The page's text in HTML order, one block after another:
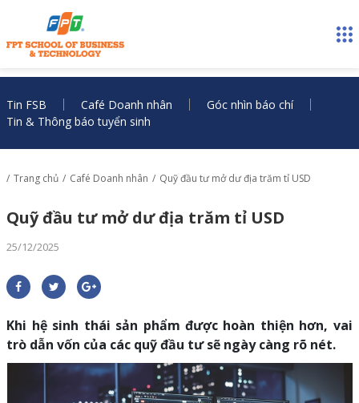
Tin FSB Café Doanh nhân
Góc nhìn báo chí
Tin & Thông báo tuyển sinh
Trang chủ Café Doanh nhân Quỹ đầu tư mở dư địa trăm tỉ USD
Quỹ đầu tư mở dư địa trăm tỉ USD
25/12/2025
Khi hệ sinh thái sản phẩm được hoàn thiện hơn, vai
trò dẫn vốn của các quỹ đầu tư sẽ ngày càng rõ nét.